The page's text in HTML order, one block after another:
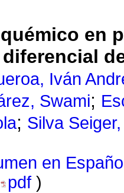
en
Iván
Swami;
; Silva
en
pdf )